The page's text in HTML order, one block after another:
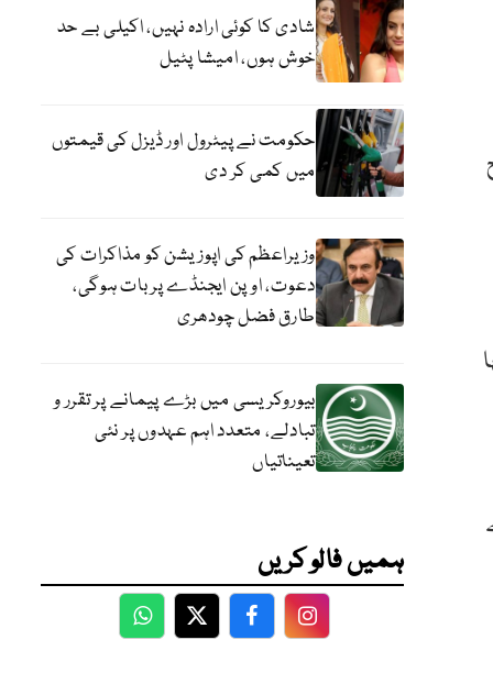
شادی کا کوئی ارادہ نہیں، اکیلی بے حد
خوش ہوں، امیشا پٹیل
حکومت نے پیٹرول اور ڈیزل کی قیمتوں
میں کمی کر دی
وزیراعظم کی اپوزیشن کو مذاکرات کی
دعوت، اوپن ایجنڈے پر بات ہوگی،
طارق فضل چودھری
بیوروکریسی میں بڑے پیمانے پر تقرر و
تبادلے، متعدد اہم عہدوں پر نئی
تعیناتیاں
ہمیں فالو کریں
WhatsApp
TwitterFacebookFacebook